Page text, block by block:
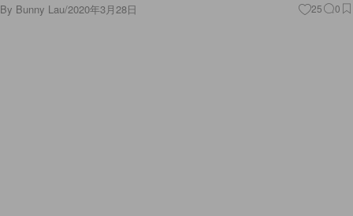
By Bunny Lau/2020年3月28日 25 0